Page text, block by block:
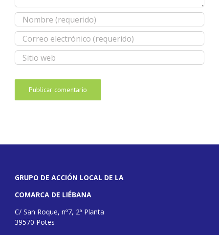
GRUPO DE ACCIÓN LOCAL DE LA
COMARCA DE LIÉBANA
C/ San Roque, nº7, 2ª Planta
39570 Potes